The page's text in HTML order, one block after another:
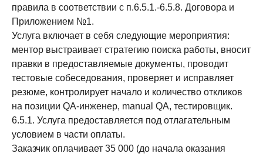
правила в соответствии с п.6.5.1.-6.5.8. Договора и
Приложением №1.
Услуга включает в себя следующие мероприятия:
ментор выстраивает стратегию поиска работы, вносит
правки в предоставляемые документы, проводит
тестовые собеседования, проверяет и исправляет
резюме, контролирует начало и количество откликов
на позиции QA-инженер, manual QA, тестировщик.
6.5.1. Услуга предоставляется под отлагательным
условием в части оплаты.
Заказчик оплачивает 35 000 (до начала оказания